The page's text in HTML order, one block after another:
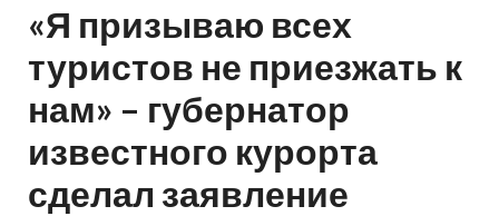
«Я призываю всех
туристов не приезжать к
нам» – губернатор
известного курорта
сделал заявление